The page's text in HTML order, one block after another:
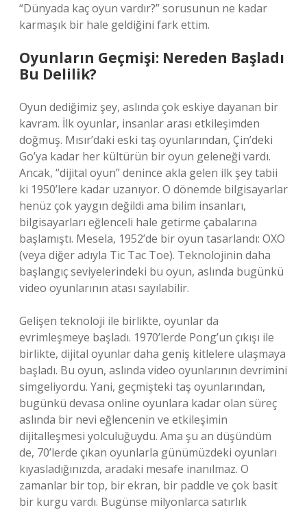
“Dünyada kaç oyun vardır?” sorusunun ne kadar
karmaşık bir hale geldiğini fark ettim.
Oyunların Geçmişi: Nereden Başladı
Bu Delilik?
Oyun dediğimiz şey, aslında çok eskiye dayanan bir
kavram. İlk oyunlar, insanlar arası etkileşimden
doğmuş. Mısır’daki eski taş oyunlarından, Çin’deki
Go’ya kadar her kültürün bir oyun geleneği vardı.
Ancak, “dijital oyun” denince akla gelen ilk şey tabii
ki 1950’lere kadar uzanıyor. O dönemde bilgisayarlar
henüz çok yaygın değildi ama bilim insanları,
bilgisayarları eğlenceli hale getirme çabalarına
başlamıştı. Mesela, 1952’de bir oyun tasarlandı: OXO
(veya diğer adıyla Tic Tac Toe). Teknolojinin daha
başlangıç seviyelerindeki bu oyun, aslında bugünkü
video oyunlarının atası sayılabilir.
Gelişen teknoloji ile birlikte, oyunlar da
evrimleşmeye başladı. 1970’lerde Pong’un çıkışı ile
birlikte, dijital oyunlar daha geniş kitlelere ulaşmaya
başladı. Bu oyun, aslında video oyunlarının devrimini
simgeliyordu. Yani, geçmişteki taş oyunlarından,
bugünkü devasa online oyunlara kadar olan süreç
aslında bir nevi eğlencenin ve etkileşimin
dijitalleşmesi yolculuğuydu. Ama şu an düşündüm
de, 70’lerde çıkan oyunlarla günümüzdeki oyunları
kıyasladığınızda, aradaki mesafe inanılmaz. O
zamanlar bir top, bir ekran, bir paddle ve çok basit
bir kurgu vardı. Bugünse milyonlarca satırlık